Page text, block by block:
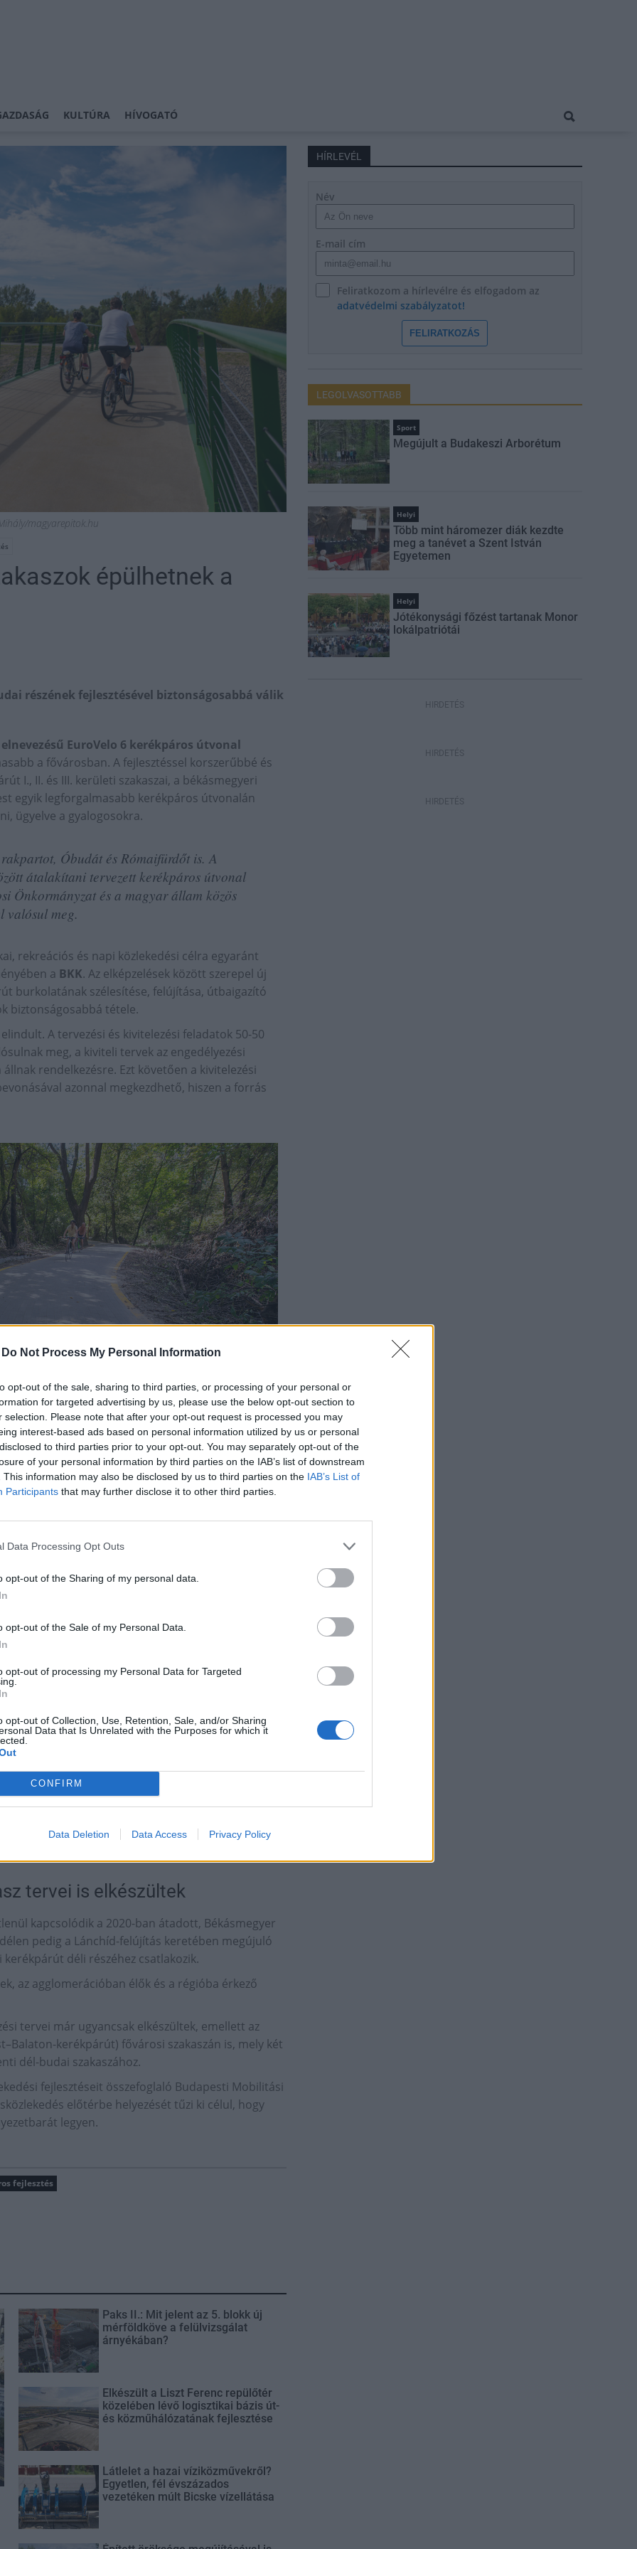
Do Not Process My Personal Information
opt-out of the sale, sharing to third parties, or processing of your personal or
for targeted advertising by us, please use the below opt-out section to
selection. Please note that after your opt-out request is processed you may
interest-based ads based on personal information utilized by us or personal
to third parties prior to your opt-out. You may separately opt-out of the
of your personal information by third parties on the IAB’s list of downstream
This information may also be disclosed by us to third parties on the IAB’s List of
Participants that may further disclose it to other third parties.
Data Processing Opt Outs
opt-out of the Sharing of my personal data.
opt-out of the Sale of my Personal Data.
opt-out of processing my Personal Data for Targeted
opt-out of Collection, Use, Retention, Sale, and/or Sharing
Data that Is Unrelated with the Purposes for which it
CONFIRM
Data Deletion Data Access Privacy Policy
KULTÚRA HÍVOGATÓ
magyarepitok.hu
épülhetnek a
részének fejlesztésével biztonságosabbá válik
EuroVelo 6 kerékpáros útvonal
a fővárosban. A fejlesztéssel korszerűbbé és
I., II. és III. kerületi szakaszai, a békásmegyeri
egyik legforgalmasabb kerékpáros útvonalán
ügyelve a gyalogosokra.
Óbudát és Rómaifürdőt is. A
átalakítani tervezett kerékpáros útvonal
Önkormányzat és a magyar állam közös
valósul meg.
rekreációs és napi közlekedési célra egyaránt
a BKK. Az elképzelések között szerepel új
burkolatának szélesítése, felújítása, útbaigazító
biztonságosabbá tétele.
A tervezési és kivitelezési feladatok 50-50
meg, a kiviteli tervek az engedélyezési
rendelkezésre. Ezt követően a kivitelezési
azonnal megkezdhető, hiszen a forrás
területen kerékpáros-pihenő épül;
kerül a Duna-menti kerékpáros útvonal;
terület mentén, a Hamvas Béla sétány
alakítanak ki;
közvetlenül a Duna mellett épül kerékpárút,
lesz kiépítve;
környezetben kerékpáros-pihenőt
átépül, ezzel javítva a beláthatóságot, így
szélesítése érdekében – a közvilágítási
felújítják és kiszélesítik a kerékpárutat,
hogy biztonságosabban lehessen kerékpározni.
tervei is elkészültek
kapcsolódik a 2020-ban átadott, Békásmegyer
pedig a Lánchíd-felújítás keretében megújuló
déli részéhez csatlakozik.
az agglomerációban élők és a régióba érkező
tervei már ugyancsak elkészültek, emellett az
kerékpárút) fővárosi szakaszán is, mely két
dél-budai szakaszához.
fejlesztéseit összefoglaló Budapesti Mobilitási
előtérbe helyezését tűzi ki célul, hogy
legyen.
fejlesztés
Paks II.: Mit jelent az 5. blokk új
mérföldköve a felülvizsgálat
árnyékában?
Elkészült a Liszt Ferenc repülőtér
közelében lévő logisztikai bázis út-
és közműhálózatának fejlesztése
Látlelet a hazai víziközművekről?
Egyetlen, fél évszázados
vezetéken múlt Bicske vízellátása
HÍRLEVÉL
Név
E-mail cím
Feliratkozom a hírlevélre és elfogadom az
adatvédelmi szabályzatot!
FELIRATKOZÁS
LEGOLVASOTTABB
Sport
Megújult a Budakeszi Arborétum
Helyi
Több mint háromezer diák kezdte
meg a tanévet a Szent István
Egyetemen
Helyi
Jótékonysági főzést tartanak Monor
lokálpatriótái
HIRDETÉS
HIRDETÉS
HIRDETÉS